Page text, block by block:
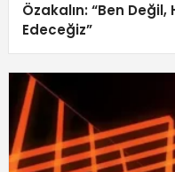
Özakalın: “Ben
Edeceğiz”